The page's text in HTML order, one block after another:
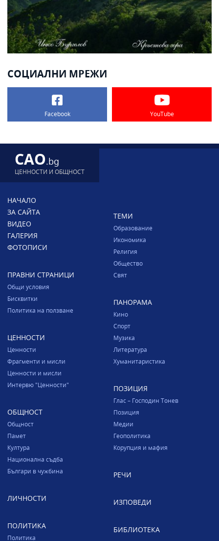
СОЦИАЛНИ МРЕЖИ
Facebook YouTube
CAO.bg
ЦЕННОСТИ И ОБЩНОСТ
НАЧАЛО
ЗА САЙТА
ВИДЕО
ГАЛЕРИЯ
ФОТОПИСИ
ПРАВНИ СТРАНИЦИ
Общи условия
Бисквитки
Политика на ползване
ЦЕННОСТИ
Ценности
Фрагменти и мисли
Ценности и мисли
Интервю "Ценности"
ОБЩНОСТ
Общност
Памет
Култура
Национална съдба
Българи в чужбина
ЛИЧНОСТИ
ПОЛИТИКА
Политика
ТЕМИ
Образование
Икономика
Религия
Общество
Свят
ПАНОРАМА
Кино
Спорт
Музика
Литература
Хуманитаристика
ПОЗИЦИЯ
Глас – Господин Тонев
Позиция
Медии
Геополитика
Корупция и мафия
РЕЧИ
ИЗПОВЕДИ
БИБЛИОТЕКА